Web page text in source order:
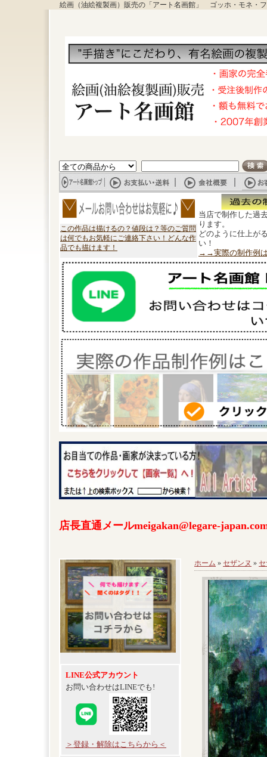
絵画（油絵複製画）販売の「アート名画館」 ゴッホ・モネ・
この作品は描けるの？値段は？等のご質問
は何でもお気軽にご連絡下さい！どんな作
品でも描けます！
当店で制作した過
ります。
どのように仕上が
い！
→→実際の制作例
店長直通メールmeigakan@legare-
LINE公式アカウント
お問い合わせはLINEでも!
＞登録・解除はこちらから＜
ホーム » セザンヌ »